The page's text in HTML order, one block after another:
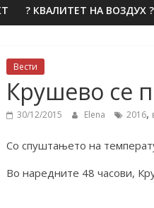
? КВАЛИТЕТ НА ВОЗДУХ ?
Вести
Крушево се
30/12/2015 Elena 2016,
Со спуштањето на
Во наредните 48 часови,